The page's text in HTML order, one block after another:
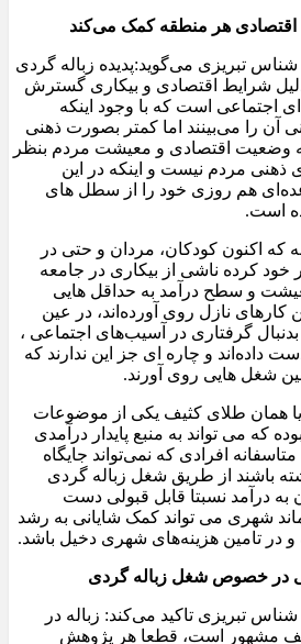
هر منطقه کمک می‌کند
تبریزی می‌گوید:پدیده زباله گردی
شرایط اقتصادی و بیکاری گسترش
اجتماعی است که با وجود اینکه
آن را می‌بینند اما کمتر بصورت ذهنی
به وضعیت اقتصادی و معیشت مردم بنظر
مردم نیست و اینکه در این
هم روزی خود را از سطل های
است.
که اکنون کودکان، مردان و حتی در
خود کرده ناشی از بیکاری در جامعه
و سطح درآمد به حداقل هایی
کارهای نازل روی آورده‌اند، در عین
گرفتاری در آسیب‌های اجتماعی ،
داده‌اند و چاره ای جز این ندارند که
شغل هایی روی آورند.
یا همان طلای کثیف یکی از موضوعات
که می تواند به منبع پایدار درآمدی
افرادی که نمی‌تواند جایگاه
باشند از طریق شغل زباله گردی
به درآمد نسبتا قابل قبولی دست
شهری می تواند کمک شایانی به رشد
در تامین هزینه‌های شهری دخیل باشد.
در خصوص شغل زباله گردی
تبریزی تاکید می‌کند: زباله در
مشهور است، قطعا هر پژوهش